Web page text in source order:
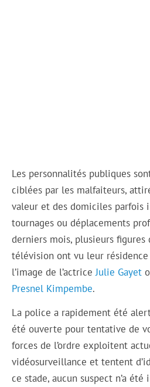
Les personnalités publiques
ciblées par les malfaiteurs,
valeur et des domiciles parfois
tournages ou déplacements
derniers mois, plusieurs
télévision ont vu leur
l’image de l’actriceJulie Gayet
Presnel Kimpembe.
La police a rapidement été
été ouverte pour tentative de
forces de l’ordre exploitent
vidéosurveillance et tentent
ce stade, aucun suspect n’a